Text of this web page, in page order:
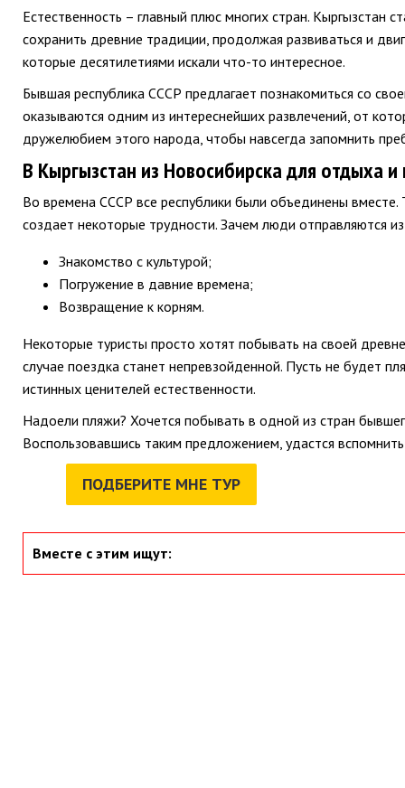
Естественность – главный плюс многих стран.
сохранить древние традиции, продолжая развиваться и
которые десятилетиями искали что-то интересное.
Бывшая республика СССР предлагает познакомиться со
оказываются одним из интереснейших развлечений, от
дружелюбием этого народа, чтобы навсегда запомнить
В Кыргызстан из Новосибирска для отдыха и
Во времена СССР все республики были объединены вместе.
создает некоторые трудности. Зачем люди отправляются
Знакомство с культурой;
Погружение в давние времена;
Возвращение к корням.
Некоторые туристы просто хотят побывать на своей
случае поездка станет непревзойденной. Пусть не будет
истинных ценителей естественности.
Надоели пляжи? Хочется побывать в одной из стран
Воспользовавшись таким предложением, удастся
ПОДБЕРИТЕ МНЕ ТУР
Вместе с этим ищут: